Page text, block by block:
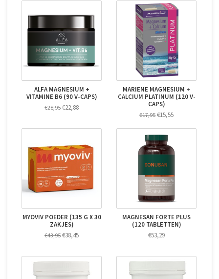
ALFA MAGNESIUM +
VITAMINE B6 (90 V-CAPS)
€28,95 €22,88
MARIENE MAGNESIUM +
CALCIUM PLATINUM (120 V-
CAPS)
€17,95 €15,55
MYOVIV POEDER (135 G X 30
ZAKJES)
€43,95 €38,45
MAGNESAN FORTE PLUS
(120 TABLETTEN)
€53,29